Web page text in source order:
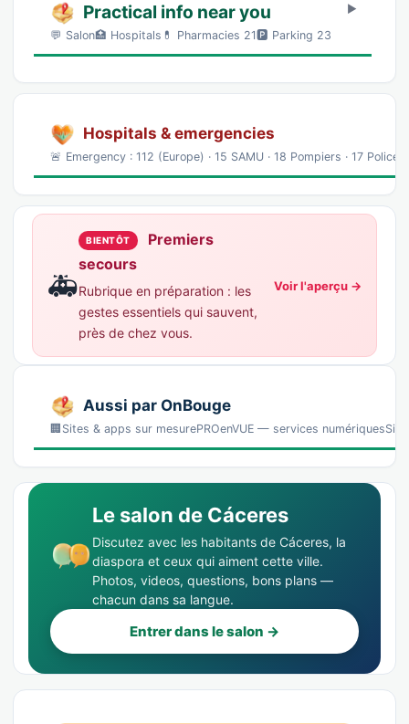
Practical info near you
💬 Salon🏥 Hospitals💊 Pharmacies 21🅿️ Parking 23
Hospitals & emergencies
🚨 Emergency : 112 (Europe) · 15 SAMU · 18 Pompiers · 17
🚑
BIENTÔT
Premiers
secours
Rubrique en préparation : les
gestes essentiels qui sauvent,
près de chez vous.
Voir l'aperçu →
Aussi par OnBouge
🏢Sites & apps sur mesurePROenVUE — services
Le salon de Cáceres
Discutez avec les habitants de Cáceres, la
diaspora et ceux qui aiment cette ville.
Photos, videos, questions, bons plans —
chacun dans sa langue.
Entrer dans le salon →